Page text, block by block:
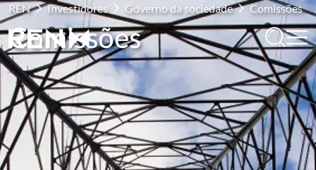
REN Investidores Governo da sociedade Comissões
Comissões